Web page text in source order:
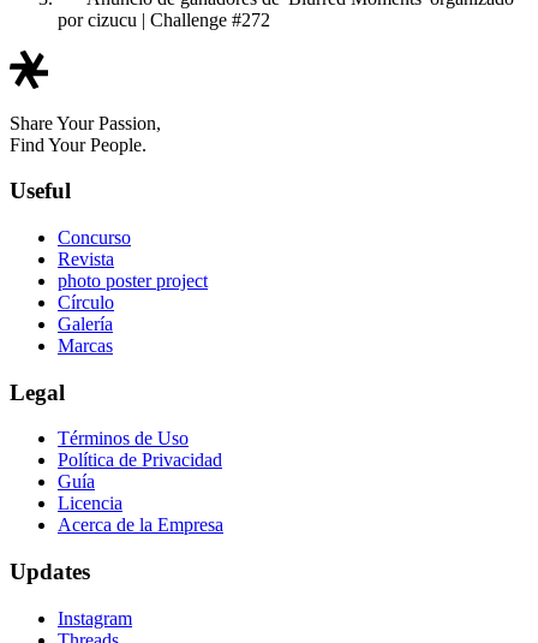
por cizucu | Challenge #272
Share Your Passion,
Find Your People.
Useful
Concurso
Revista
photo poster project
Círculo
Galería
Marcas
Legal
Términos de Uso
Política de Privacidad
Guía
Licencia
Acerca de la Empresa
Updates
Instagram